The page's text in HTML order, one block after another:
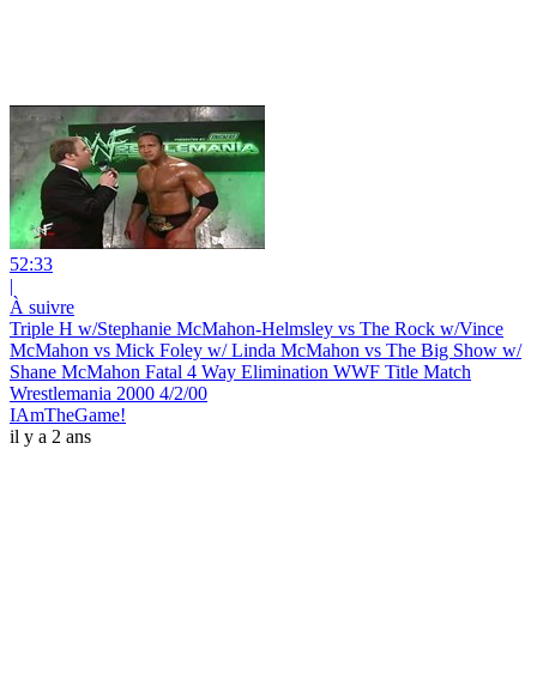
52:33
|
À suivre
Triple H w/Stephanie McMahon-Helmsley vs The Rock w/Vince
McMahon vs Mick Foley w/ Linda McMahon vs The Big Show w/
Shane McMahon Fatal 4 Way Elimination WWF Title Match
Wrestlemania 2000 4/2/00
IAmTheGame!
il y a 2 ans